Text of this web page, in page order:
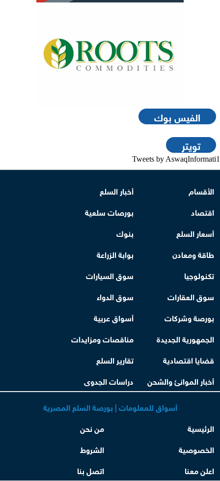
الفيس بوك
تويتر
Tweets by AswaqInformati1
الأقسام
أخبار السلع
اقتصاد
بورصات سلعية
أسعار السلع
بنوك
طاقة ومعادن
بوابة الزراعة
تكنولوجيا
سوق السيارات
سوق العقارات
سوق الدواء
بورصة وشركات
أسواق عربية
الجمهورية الجديدة
مناقصات ومزايدات
قضايا اقتصادية
تقارير السلع
أخبار الموانئ والشحن
دراسات الجدوى
أسواق للمعلومات | بورصة السلع المصرية
الرئيسية
من نحن
الخصوصية
الشروط
اعلن معنا
اتصل بنا